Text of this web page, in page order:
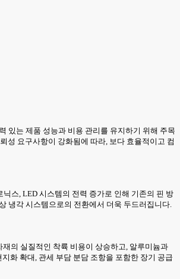
있는 제품 성능과 비용 관리를 유지하기 위해 주목
성 요구사항이 강화됨에 따라, 보다 효율적이고 컴
스, LED 시스템의 전력 증가로 인해 기존의 핀 방
냉각 시스템으로의 전환에서 더욱 두드러집니다.
의 실질적인 착륙 비용이 상승하고, 알루미늄과
화 확대, 관세 부담 분담 조항을 포함한 장기 공급